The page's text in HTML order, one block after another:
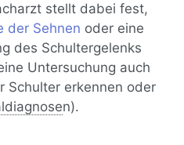
stellt dabei fest,
der Sehnen oder eine
des Schultergelenks
Untersuchung auch
Schulter erkennen oder
n).